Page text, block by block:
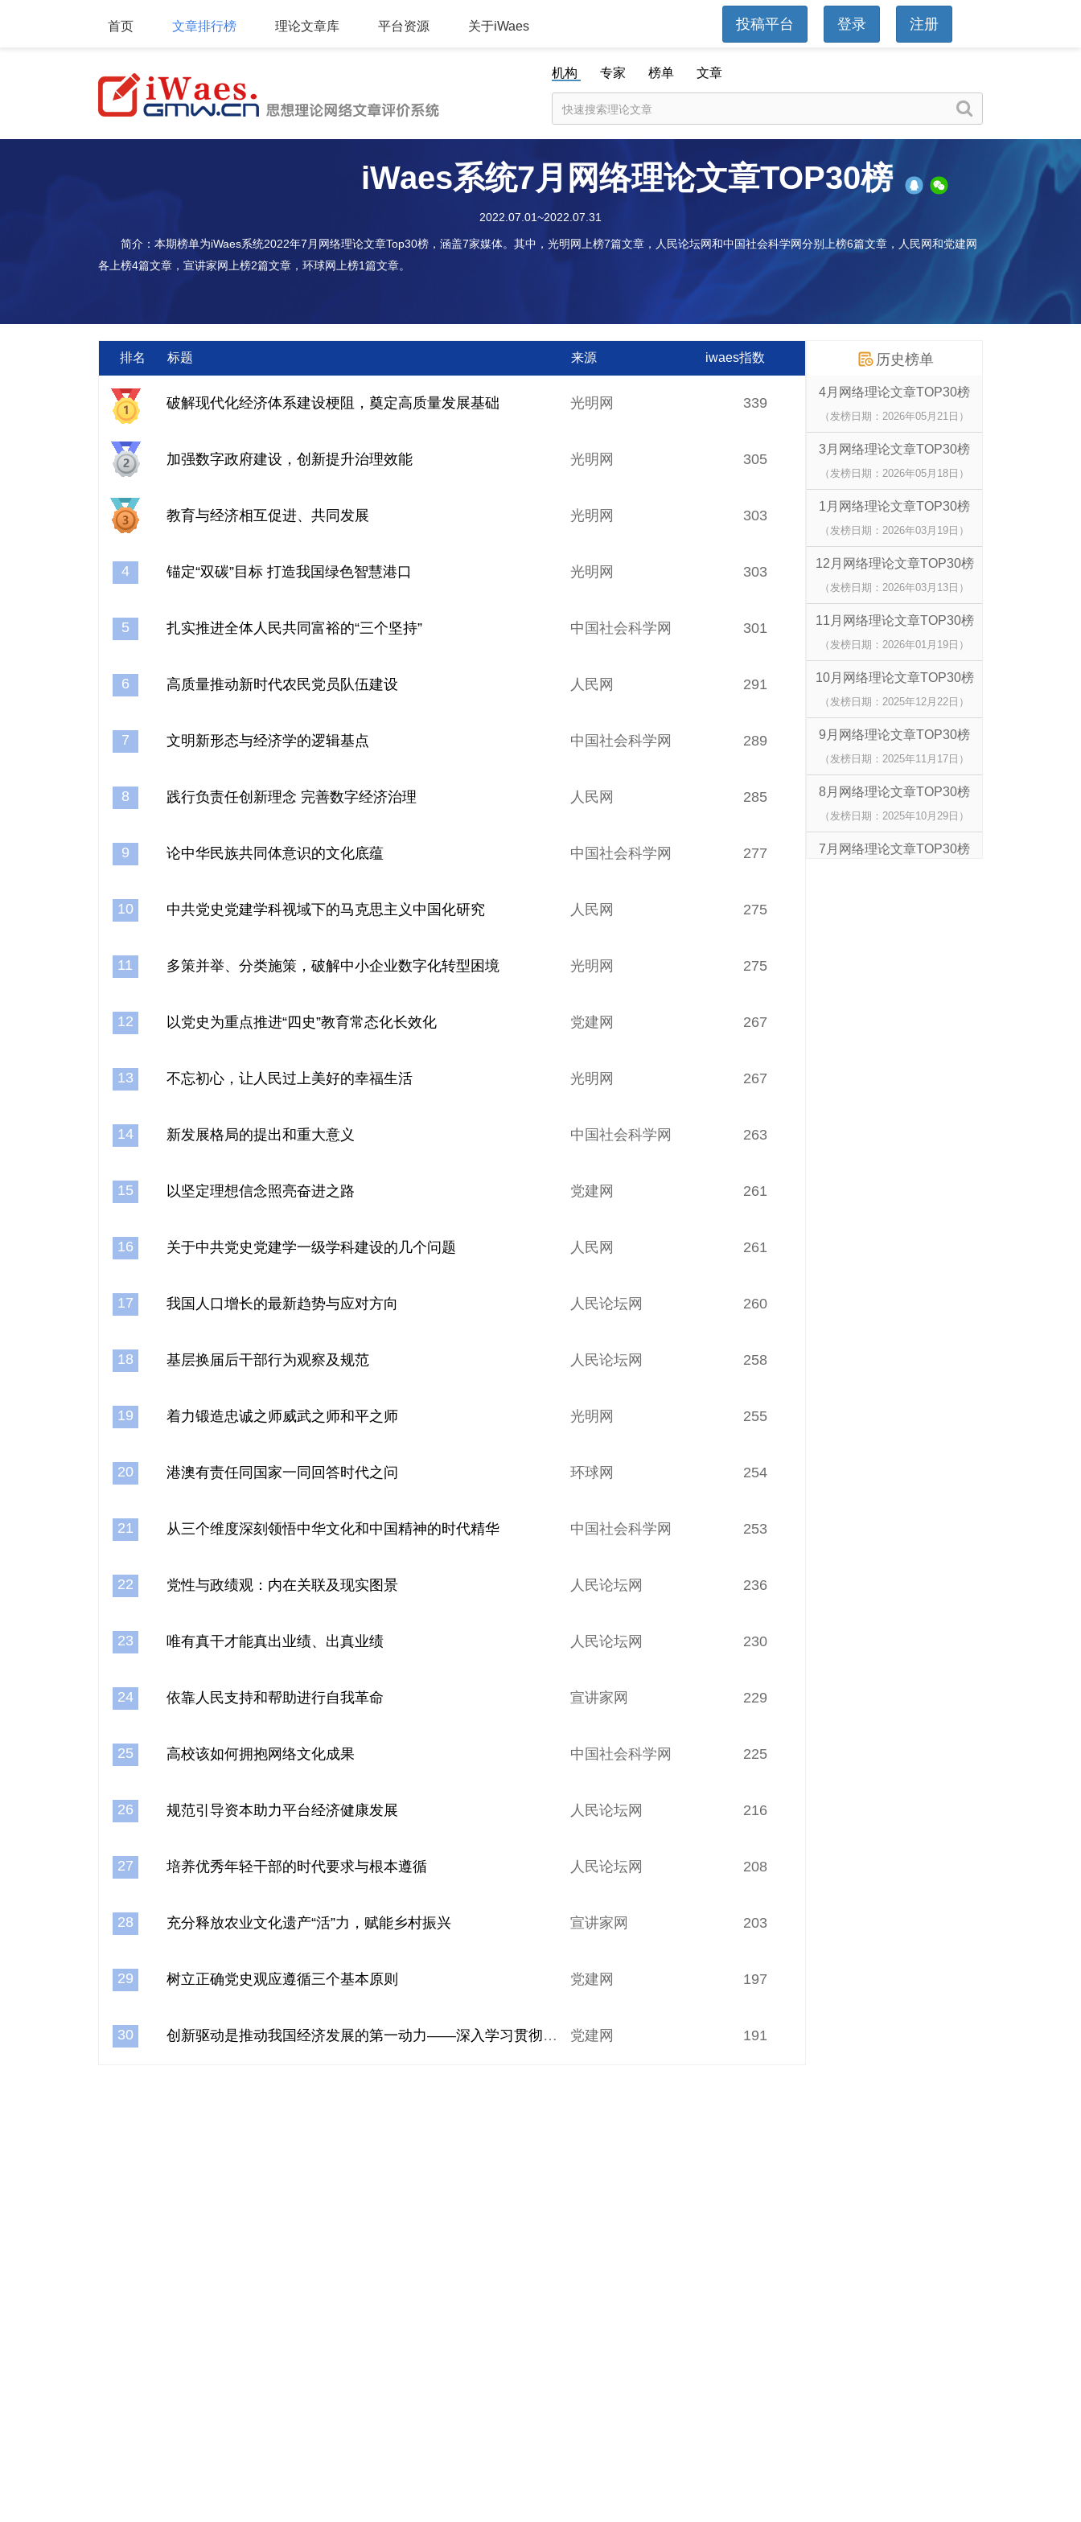
关于iWaes
平台资源
理论文章库
文章排行榜
首页 注册
登录
投稿平台
机构 专家 榜单 文章
iWaes系统7月网络理论文章TOP30榜
2022.07.01~2022.07.31
简介：本期榜单为iWaes系统2022年7月网络理论文章Top30榜，涵盖7家媒体。其中，光明网上榜7篇文章，人民论坛网和中国社会科学网分别上榜6篇文章，人民网和党建网
各上榜4篇文章，宣讲家网上榜2篇文章，环球网上榜1篇文章。
排名 标题 来源 iwaes指数
破解现代化经济体系建设梗阻，奠定高质量发展基础 光明网 339
加强数字政府建设，创新提升治理效能 光明网 305
教育与经济相互促进、共同发展 光明网 303
4 锚定“双碳”目标 打造我国绿色智慧港口 光明网 303
5 扎实推进全体人民共同富裕的“三个坚持” 中国社会科学网 301
6 高质量推动新时代农民党员队伍建设 人民网 291
7 文明新形态与经济学的逻辑基点 中国社会科学网 289
8 践行负责任创新理念 完善数字经济治理 人民网 285
9 论中华民族共同体意识的文化底蕴 中国社会科学网 277
10 中共党史党建学科视域下的马克思主义中国化研究 人民网 275
11 多策并举、分类施策，破解中小企业数字化转型困境 光明网 275
12 以党史为重点推进“四史”教育常态化长效化 党建网 267
13 不忘初心，让人民过上美好的幸福生活 光明网 267
14 新发展格局的提出和重大意义 中国社会科学网 263
15 以坚定理想信念照亮奋进之路 党建网 261
16 关于中共党史党建学一级学科建设的几个问题 人民网 261
17 我国人口增长的最新趋势与应对方向 人民论坛网 260
18 基层换届后干部行为观察及规范 人民论坛网 258
19 着力锻造忠诚之师威武之师和平之师 光明网 255
20 港澳有责任同国家一同回答时代之问 环球网 254
21 从三个维度深刻领悟中华文化和中国精神的时代精华 中国社会科学网 253
22 党性与政绩观：内在关联及现实图景 人民论坛网 236
23 唯有真干才能真出业绩、出真业绩 人民论坛网 230
24 依靠人民支持和帮助进行自我革命 宣讲家网 229
25 高校该如何拥抱网络文化成果 中国社会科学网 225
26 规范引导资本助力平台经济健康发展 人民论坛网 216
27 培养优秀年轻干部的时代要求与根本遵循 人民论坛网 208
28 充分释放农业文化遗产“活”力，赋能乡村振兴 宣讲家网 203
29 树立正确党史观应遵循三个基本原则 党建网 197
30 创新驱动是推动我国经济发展的第一动力——深入学习贯彻习近平经济思想 党建网 191
历史榜单
4月网络理论文章TOP30榜
（发榜日期：2026年05月21日）
3月网络理论文章TOP30榜
（发榜日期：2026年05月18日）
1月网络理论文章TOP30榜
（发榜日期：2026年03月19日）
12月网络理论文章TOP30榜
（发榜日期：2026年03月13日）
11月网络理论文章TOP30榜
（发榜日期：2026年01月19日）
10月网络理论文章TOP30榜
（发榜日期：2025年12月22日）
9月网络理论文章TOP30榜
（发榜日期：2025年11月17日）
8月网络理论文章TOP30榜
（发榜日期：2025年10月29日）
7月网络理论文章TOP30榜